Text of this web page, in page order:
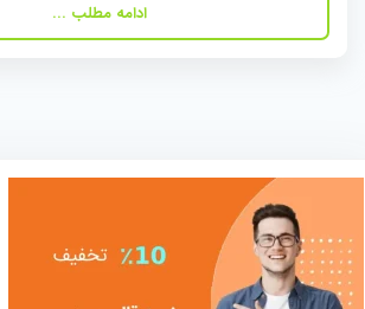
ادامه مطلب ...